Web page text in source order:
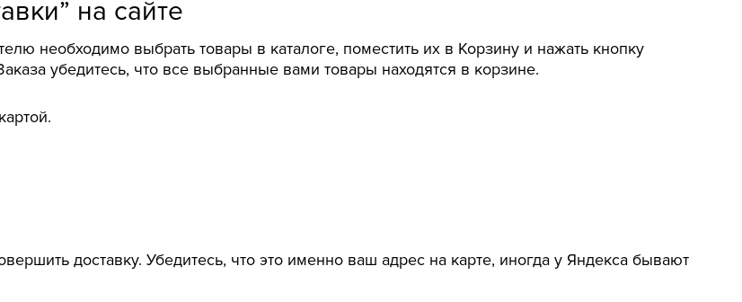
на сайте
необходимо выбрать товары в каталоге, поместить их в Корзину и нажать кнопку
убедитесь, что все выбранные вами товары находятся в корзине.
доставку. Убедитесь, что это именно ваш адрес на карте, иногда у Яндекса бывают